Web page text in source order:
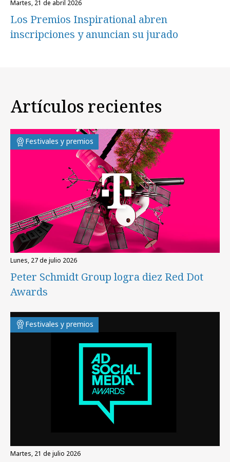
martes, 21 de abril 2026
Los Premios Inspirational abren
inscripciones y anuncian su jurado
Artículos recientes
Festivales y premios
lunes, 27 de julio 2026
Peter Schmidt Group logra diez Red Dot
Awards
Festivales y premios
martes, 21 de julio 2026